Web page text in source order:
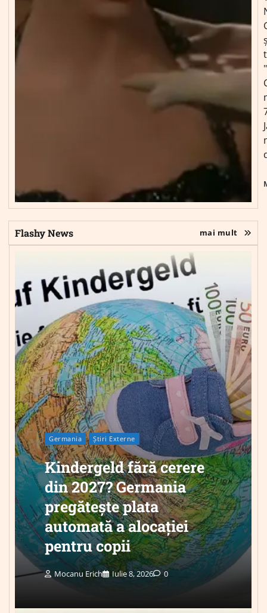
Flashy News mai mult
Germania Știri Externe
Kindergeld fără cerere
din 2027? Germania
pregătește plata
automată a alocației
pentru copii
Mocanu Erich Iulie 8, 2026 0